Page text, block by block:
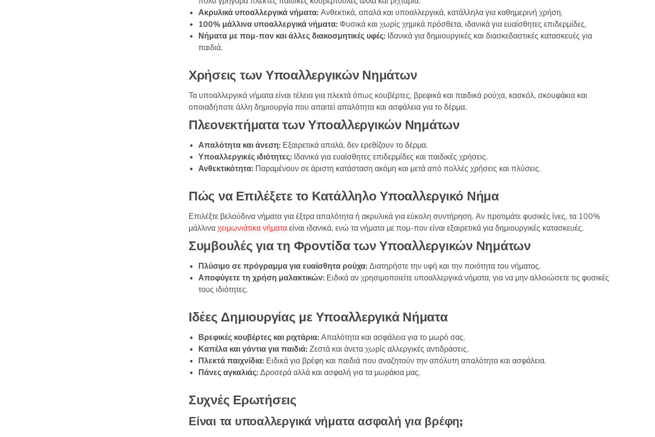
στη
σελίδα
προϊόντος
στη
σελίδα
του
προϊόντος
στη
σελίδα
του
Ακρυλικά υποαλλεργικά νήματα: Ανθεκτικά, απαλά και υποαλλεργικά, κατάλληλα για καθημερινή χρήση.
100% μάλλινα υποαλλεργικά νήματα: Φυσικά και χωρίς χημικά πρόσθετα, ιδανικά για ευαίσθητες επιδερμίδες.
Νήματα με πομ-πον και άλλες διακοσμητικές υφές: Ιδανικά για δημιουργικές και διασκεδαστικές κατασκευές για
παιδιά.
Χρήσεις των Υποαλλεργικών Νημάτων
Τα υποαλλεργικά νήματα είναι τέλεια για πλεκτά όπως κουβέρτες, βρεφικά και παιδικά ρούχα, κασκόλ, σκουφάκια και
οποιαδήποτε άλλη δημιουργία που απαιτεί απαλότητα και ασφάλεια για το δέρμα.
Πλεονεκτήματα των Υποαλλεργικών Νημάτων
Απαλότητα και άνεση: Εξαιρετικά απαλά, δεν ερεθίζουν το δέρμα.
Υποαλλεργικές ιδιότητες: Ιδανικά για ευαίσθητες επιδερμίδες και παιδικές χρήσεις.
Ανθεκτικότητα: Παραμένουν σε άριστη κατάσταση ακόμη και μετά από πολλές χρήσεις και πλύσεις.
Πώς να Επιλέξετε το Κατάλληλο Υποαλλεργικό Νήμα
Επιλέξτε βελούδινα νήματα για έξτρα απαλότητα ή ακρυλικά για εύκολη συντήρηση. Αν προτιμάτε φυσικές ίνες, τα 100%
μάλλιναχειμωνιάτικα νήματαείναι ιδανικά, ενώ τα νήματα με πομ-πον είναι εξαιρετικά για δημιουργικές κατασκευές.
Συμβουλές για τη Φροντίδα των Υποαλλεργικών Νημάτων
Πλύσιμο σε πρόγραμμα για ευαίσθητα ρούχα: Διατηρήστε την υφή και την ποιότητα του νήματος.
Αποφύγετε τη χρήση μαλακτικών: Ειδικά αν χρησιμοποιείτε υποαλλεργικά νήματα, για να μην αλλοιώσετε τις φυσικές
τους ιδιότητες.
Ιδέες Δημιουργίας με Υποαλλεργικά Νήματα
Βρεφικές κουβέρτες και ριχτάρια: Απαλότητα και ασφάλεια για το μωρό σας.
Καπέλα και γάντια για παιδιά: Ζεστά και άνετα χωρίς αλλεργικές αντιδράσεις.
Πλεκτά παιχνίδια: Ειδικά για βρέφη και παιδιά που αναζητούν την απόλυτη απαλότητα και ασφάλεια.
Πάνες αγκαλιάς: Δροσερά αλλά και ασφαλή για τα μωράκια μας.
Συχνές Ερωτήσεις
Είναι τα υποαλλεργικά νήματα ασφαλή για βρέφη;